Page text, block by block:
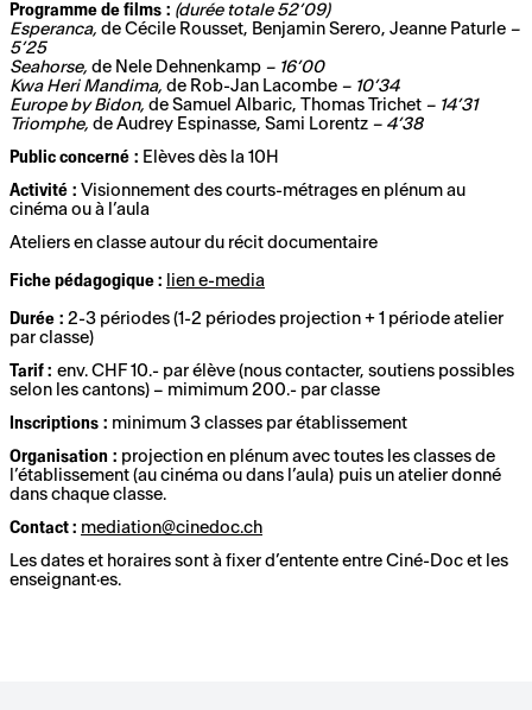
Programme de films : (durée totale 52’09)
Esperanca, de Cécile Rousset, Benjamin Serero, Jeanne Paturle –
5’25
Seahorse, de Nele Dehnenkamp – 16’00
Kwa Heri Mandima, de Rob-Jan Lacombe – 10’34
Europe by Bidon, de Samuel Albaric, Thomas Trichet – 14’31
Triomphe, de Audrey Espinasse, Sami Lorentz – 4’38
Public concerné : Elèves dès la 10H
Activité : Visionnement des courts-métrages en plénum au
cinéma ou à l’aula
Ateliers en classe autour du récit documentaire
Fiche pédagogique : lien e-media
Durée : 2-3 périodes (1-2 périodes projection + 1 période atelier
par classe)
Tarif : env. CHF 10.- par élève (nous contacter, soutiens possibles
selon les cantons) – mimimum 200.- par classe
Inscriptions : minimum 3 classes par établissement
Organisation : projection en plénum avec toutes les classes de
l’établissement (au cinéma ou dans l’aula) puis un atelier donné
dans chaque classe.
Contact : mediation@cinedoc.ch
Les dates et horaires sont à fixer d’entente entre Ciné-Doc et les
enseignant·es.